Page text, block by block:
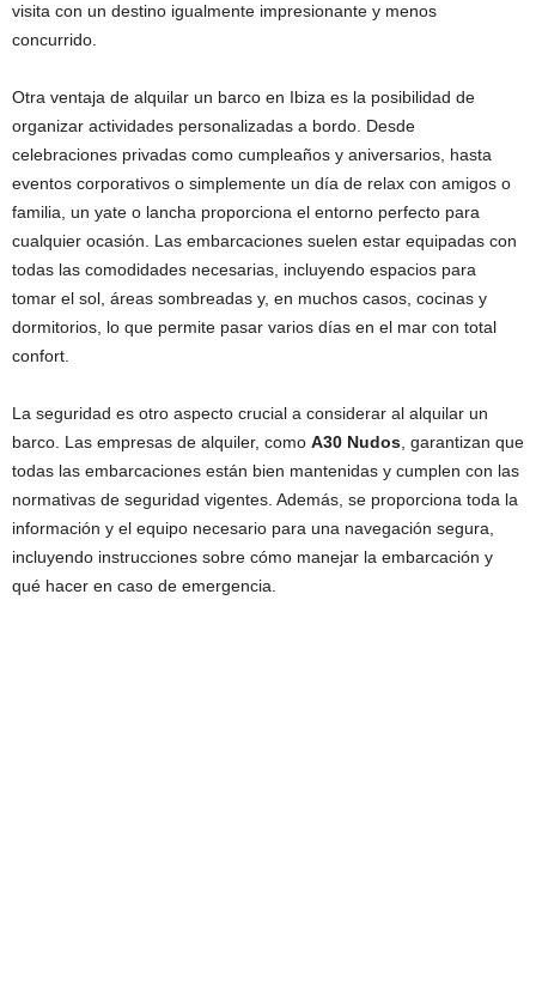
visita con un destino igualmente impresionante y menos
concurrido.
Otra ventaja de alquilar un barco en Ibiza es la posibilidad de
organizar actividades personalizadas a bordo. Desde
celebraciones privadas como cumpleaños y aniversarios, hasta
eventos corporativos o simplemente un día de relax con amigos o
familia, un yate o lancha proporciona el entorno perfecto para
cualquier ocasión. Las embarcaciones suelen estar equipadas con
todas las comodidades necesarias, incluyendo espacios para
tomar el sol, áreas sombreadas y, en muchos casos, cocinas y
dormitorios, lo que permite pasar varios días en el mar con total
confort.
La seguridad es otro aspecto crucial a considerar al alquilar un
barco. Las empresas de alquiler, como A30 Nudos, garantizan que
todas las embarcaciones están bien mantenidas y cumplen con las
normativas de seguridad vigentes. Además, se proporciona toda la
información y el equipo necesario para una navegación segura,
incluyendo instrucciones sobre cómo manejar la embarcación y
qué hacer en caso de emergencia.